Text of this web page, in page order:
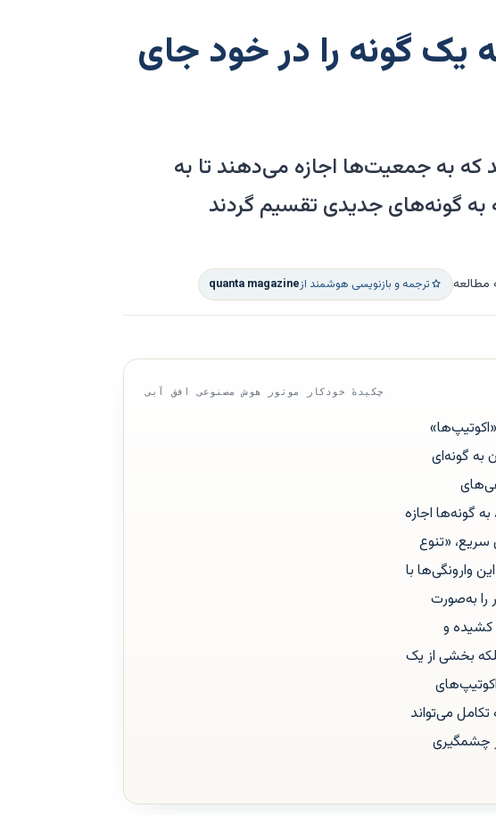
یک گونه را در خود جای
به جمعیت‌ها اجازه می‌دهند تا به
به گونه‌های جدیدی تقسیم گردند
ترجمه و بازنویسی هوشمند ازquanta magazine
چکیدهٔ خودکار موتور هوش مصنوعی افق آبی
به گونه‌ای
گونه‌ها اجازه
«تنوع
وارونگی‌ها با
را به‌صورت
کشیده و
بخشی از یک
می‌تواند
چشمگیری